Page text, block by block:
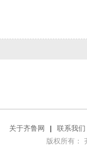
关于齐鲁网 |
联系我们
版权所有：